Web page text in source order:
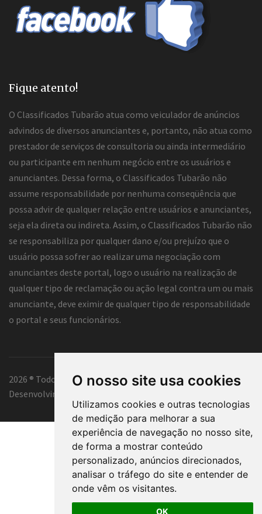
O nosso site usa cookies
Utilizamos cookies e outras tecnologias
de medição para melhorar a sua
experiência de navegação no nosso site,
de forma a mostrar conteúdo
personalizado, anúncios direcionados,
analisar o tráfego do site e entender de
onde vêm os visitantes.
OK
Fique atento!
O Classificados Tubarão atua como veiculador de anúncios
advindos de diversos anunciantes e, portanto, não atua como
prestador de serviços de consultoria ou ainda intermediário
ou participante em nenhum negócio entre os usuários e
anunciantes. Dessa forma, o Classificados Tubarão não
assume responsabilidade por nenhuma conseqüência que
possa advir de qualquer relação entre usuários e anunciantes,
seja ela direta ou indireta. Assim, o Classificados Tubarão não
se responsabiliza por qualquer dano e/ou prejuízo que o
usuário possa sofrer ao realizar uma negociação com
anunciantes deste portal, logo o usuário na realização de
qualquer tipo de reclamação ou ação legal contra um ou mais
anunciante, deve eximir de qualquer tipo de responsabilidade
o portal e seus funcionários.
2026 ® Todos os direitos reservados.
Desenvolvimento e hospedagem